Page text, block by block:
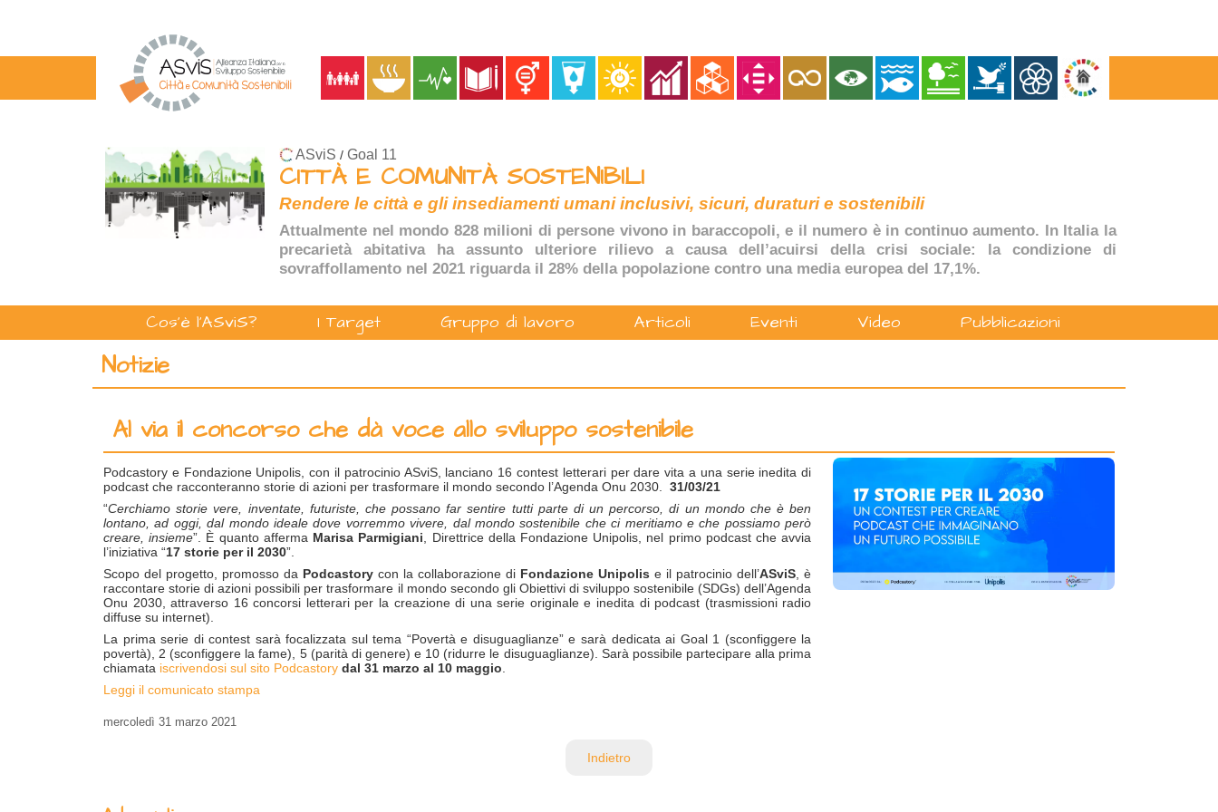
ASviS / Goal 11
CITTÀ E COMUNITÀ SOSTENIBILI
Rendere le città e gli insediamenti umani inclusivi, sicuri, duraturi e sostenibili
Attualmente nel mondo 828 milioni di persone vivono in baraccopoli, e il numero è in continuo aumento. In Italia la
precarietà abitativa ha assunto ulteriore rilievo a causa dell’acuirsi della crisi sociale: la condizione di
sovraffollamento nel 2021 riguarda il 28% della popolazione contro una media europea del 17,1%.
Cos'è l'ASviS? I Target Gruppo di lavoro Articoli Eventi Video Pubblicazioni
Notizie
Al via il concorso che dà voce allo sviluppo sostenibile
Podcastory e Fondazione Unipolis, con il patrocinio ASviS, lanciano 16 contest letterari per dare vita a una serie inedita di
podcast che racconteranno storie di azioni per trasformare il mondo secondo l’Agenda Onu 2030. 31/03/21
“Cerchiamo storie vere, inventate, futuriste, che possano far sentire tutti parte di un percorso, di un mondo che è ben
lontano, ad oggi, dal mondo ideale dove vorremmo vivere, dal mondo sostenibile che ci meritiamo e che possiamo però
creare, insieme”. È quanto afferma Marisa Parmigiani , Direttrice della Fondazione Unipolis, nel primo podcast che avvia
l’iniziativa “17 storie per il 2030”.
Scopo del progetto, promosso da Podcastory con la collaborazione di Fondazione Unipolis e il patrocinio dell’ASviS , è
raccontare storie di azioni possibili per trasformare il mondo secondo gli Obiettivi di sviluppo sostenibile (SDGs) dell’Agenda
Onu 2030, attraverso 16 concorsi letterari per la creazione di una serie originale e inedita di podcast (trasmissioni radio
diffuse su internet).
La prima serie di contest sarà focalizzata sul tema “Povertà e disuguaglianze” e sarà dedicata ai Goal 1 (sconfiggere la
povertà), 2 (sconfiggere la fame), 5 (parità di genere) e 10 (ridurre le disuguaglianze). Sarà possibile partecipare alla prima
chiamata iscrivendosi sul sito Podcastory dal 31 marzo al 10 maggio
Leggi il comunicato stampa
mercoledì 31 marzo 2021
Indietro